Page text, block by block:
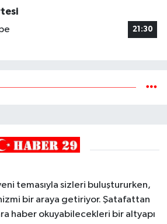
21:30
temasıyla sizleri buluştururken,
bir araya getiriyor. Şatafattan
haber okuyabilecekleri bir altyapı